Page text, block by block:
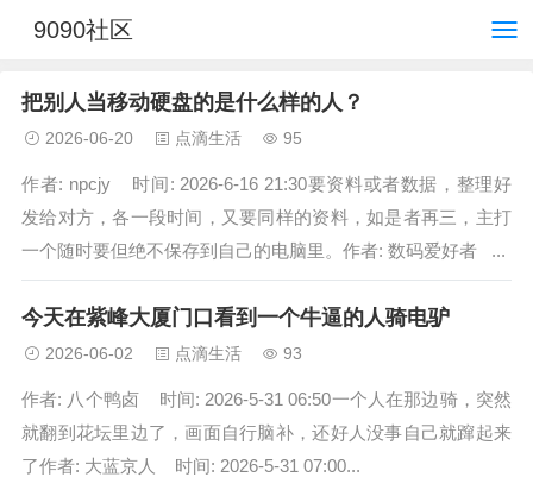
9090社区
把别人当移动硬盘的是什么样的人？
2026-06-20 点滴生活 95
作者: npcjy 时间: 2026-6-16 21:30要资料或者数据，整理好
发给对方，各一段时间，又要同样的资料，如是者再三，主打
一个随时要但绝不保存到自己的电脑里。作者: 数码爱好者 ...
今天在紫峰大厦门口看到一个牛逼的人骑电驴
2026-06-02 点滴生活 93
作者: 八个鸭卤 时间: 2026-5-31 06:50一个人在那边骑，突然
就翻到花坛里边了，画面自行脑补，还好人没事自己就蹿起来
了作者: 大蓝京人 时间: 2026-5-31 07:00...